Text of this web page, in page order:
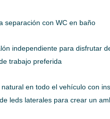
separación con WC en baño
independiente para disfrutar
trabajo preferida
en todo el vehículo con
leds laterales para crear un